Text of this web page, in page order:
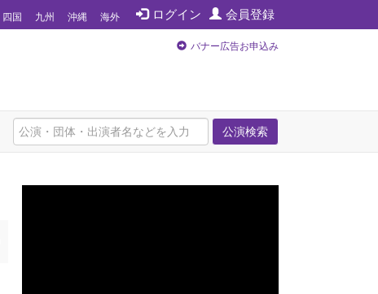
ログイン 会員登録
四国 九州 沖縄 海外
バナー広告お申込み
公演検索